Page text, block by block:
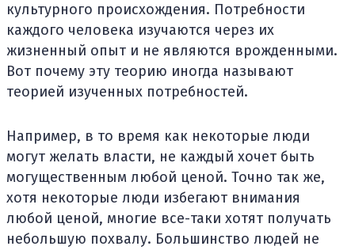
культурного происхождения. Потребности
каждого человека изучаются через их
жизненный опыт и не являются врожденными.
Вот почему эту теорию иногда называют
теорией изученных потребностей.
Например, в то время как некоторые люди
могут желать власти, не каждый хочет быть
могущественным любой ценой. Точно так же,
хотя некоторые люди избегают внимания
любой ценой, многие все-таки хотят получать
небольшую похвалу. Большинство людей не